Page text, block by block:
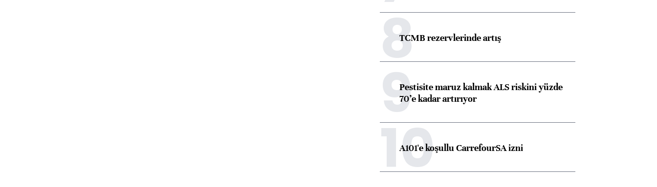
8TCMB rezervlerinde artış
9Pestisite maruz kalmak ALS riskini yüzde
70’e kadar artırıyor
10
A101'e koşullu CarrefourSA izni